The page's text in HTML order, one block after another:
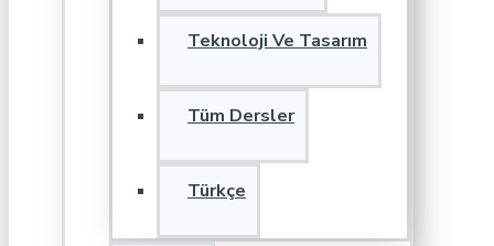
Teknoloji Ve Tasarım
Tüm Dersler
Türkçe